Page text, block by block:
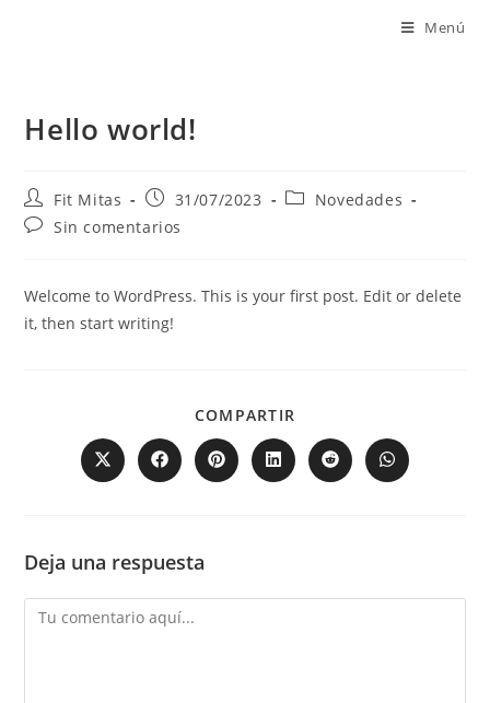
Menú
Hello world!
Fit Mitas 31/07/2023
Novedades
Sin comentarios
Welcome to WordPress. This is your first post. Edit or delete
it, then start writing!
COMPARTIR
Deja una respuesta